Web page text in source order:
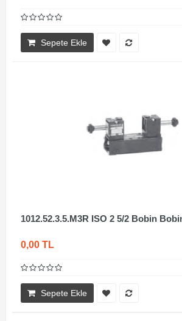
Sepete Ekle
1012.52.3.5.M3R ISO 2 5/2 Bobin
0,00 TL
Sepete Ekle